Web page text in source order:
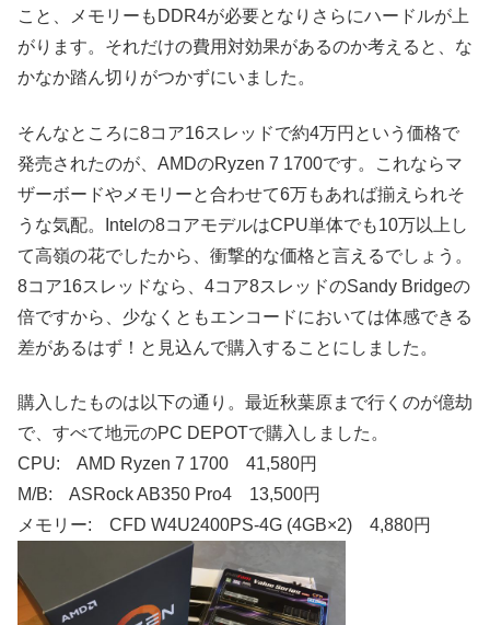
こと、メモリーもDDR4が必要となりさらにハードルが上
がります。それだけの費用対効果があるのか考えると、な
かなか踏ん切りがつかずにいました。
そんなところに8コア16スレッドで約4万円という価格で
発売されたのが、AMDのRyzen 7 1700です。これならマ
ザーボードやメモリーと合わせて6万もあれば揃えられそ
うな気配。Intelの8コアモデルはCPU単体でも10万以上し
て高嶺の花でしたから、衝撃的な価格と言えるでしょう。
8コア16スレッドなら、4コア8スレッドのSandy Bridgeの
倍ですから、少なくともエンコードにおいては体感できる
差があるはず！と見込んで購入することにしました。
購入したものは以下の通り。最近秋葉原まで行くのが億劫
で、すべて地元のPC DEPOTで購入しました。
CPU: AMD Ryzen 7 1700 41,580円
M/B: ASRock AB350 Pro4 13,500円
メモリー: CFD W4U2400PS-4G (4GB×2) 4,880円